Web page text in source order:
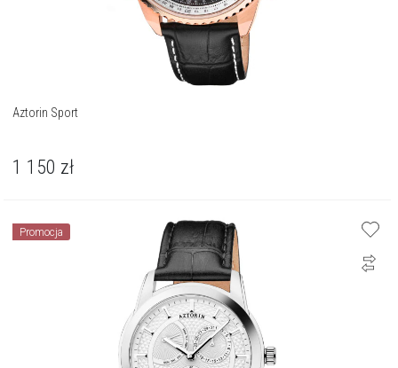
Aztorin Sport
1 150 zł
Promocja